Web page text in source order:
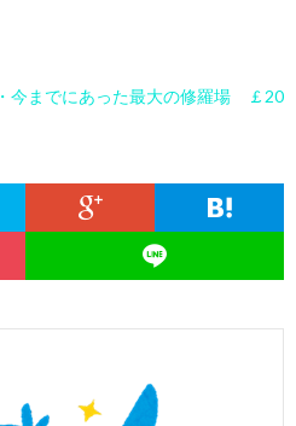
・今までにあった最大の修羅場 ￡20